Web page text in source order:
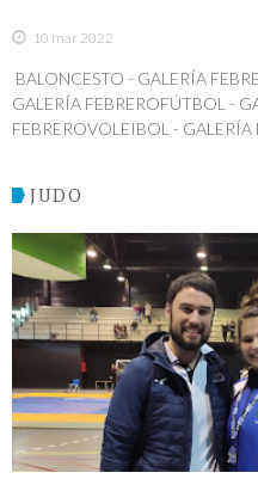
10 mar 2022
BALONCESTO - GALERÍA
GALERÍA FEBREROFÚTBOL -
FEBREROVOLEIBOL - GALERÍA
JUDO